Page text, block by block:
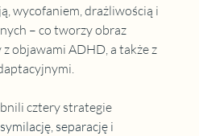
wycofaniem, drażliwością i
– co tworzy obraz
objawami ADHD, a także z
cztery strategie
separację i